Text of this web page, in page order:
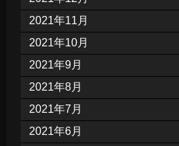
2021年11月
2021年10月
2021年9月
2021年8月
2021年7月
2021年6月